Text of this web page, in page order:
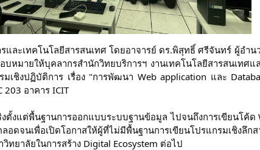
ละเทคโนโลยีสารสนเทศ โดยอาจารย์ ดร.พิสุทธิ์ ศรีจันทร์ ผู้อำน
หมายให้บุคลากรสำนักวิทยบริการฯ งานเทคโนโลยีสารสนเทศ
มเชิงปฏิบัติการ เรื่อง "การพัฒนา Web application และ
อาคาร ICIT
ตั้งแต่พื้นฐานการออกแบบระบบฐานข้อมูล ไปจนถึงการเขียนโค้
อดจนเพื่อเปิดโอกาสให้ผู้ที่ไม่มีพื้นฐานการเขียนโปรแกรมเชิงลึก
ยาลัยในการสร้าง Digital Ecosystem ต่อไป